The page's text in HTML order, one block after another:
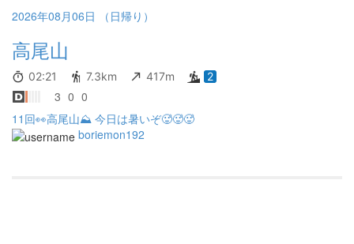
のに低山病にはなるらしい🤣 城山までの予定だったけど早々に諦
少し写真に収めてきましたよ📸 そして、登りも下りもどこもかし
こもアジサイ祭〜♪ 元気だったらもっと沢山写真撮ったのですがw
まぁスマホのSDカードも満タンになってしまったので、写真撮り
過ぎも考えものになってきましたが😂 来週はお盆真っ只中、、、
ウマも撮りたいし、丹沢もヤハズハハコやキツネノカミソリとか
咲くし悩みますね〜🤔 まだまだ暑い日も続きますが、皆様の遠征
2026年08月06日 （日帰り）
高尾山
02:21 7.3km 417m 2
3 0 0
11回👀高尾山⛰️ 今日は暑いぞ🥵🥵🥵
boriemon192